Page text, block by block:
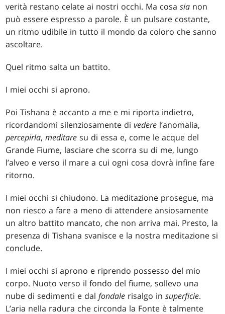
verità restano celate ai nostri occhi. Ma cosasia non
può essere espresso a parole. È un pulsare costante,
un ritmo udibile in tutto il mondo da coloro che sanno
ascoltare.
Quel ritmo salta un battito.
I miei occhi si aprono.
Poi Tishana è accanto a me e mi riporta indietro,
ricordandomi silenziosamente divedere l’anomalia,
percepirla,meditare su di essa e, come le acque del
Grande Fiume, lasciare che scorra su di me, lungo
l’alveo e verso il mare a cui ogni cosa dovrà infine fare
ritorno.
I miei occhi si chiudono. La meditazione prosegue, ma
non riesco a fare a meno di attendere ansiosamente
un altro battito mancato, che non arriva mai. Presto, la
presenza di Tishana svanisce e la nostra meditazione si
conclude.
I miei occhi si aprono e riprendo possesso del mio
corpo. Nuoto verso il fondo del fiume, sollevo una
nube di sedimenti e dalfondale risalgo insuperficie.
L’aria nella radura che circonda la Fonte è talmente